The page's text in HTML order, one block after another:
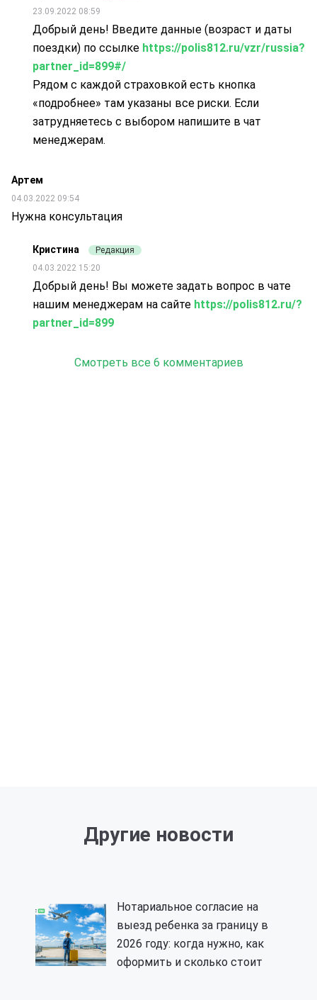
23.09.2022 08:59
Добрый день! Введите данные (возраст и даты
поездки) по ссылке https://polis812.ru/vzr/russia?
partner_id=899#/
Рядом с каждой страховкой есть кнопка
«подробнее» там указаны все риски. Если
затрудняетесь с выбором напишите в чат
менеджерам.
Артем
04.03.2022 09:54
Нужна консультация
Кристина
Редакция
04.03.2022 15:20
Добрый день! Вы можете задать вопрос в чате
нашим менеджерам на сайте https://polis812.ru/?
partner_id=899
Смотреть все 6 комментариев
Другие новости
Нотариальное согласие на
выезд ребенка за границу в
2026 году: когда нужно, как
оформить и сколько стоит